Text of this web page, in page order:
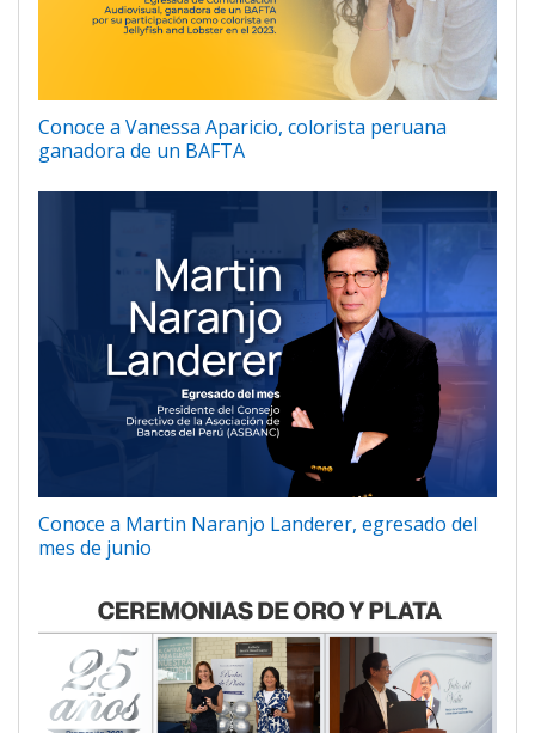
Conoce a Vanessa Aparicio, colorista peruana
ganadora de un BAFTA
Conoce a Martin Naranjo Landerer, egresado del
mes de junio